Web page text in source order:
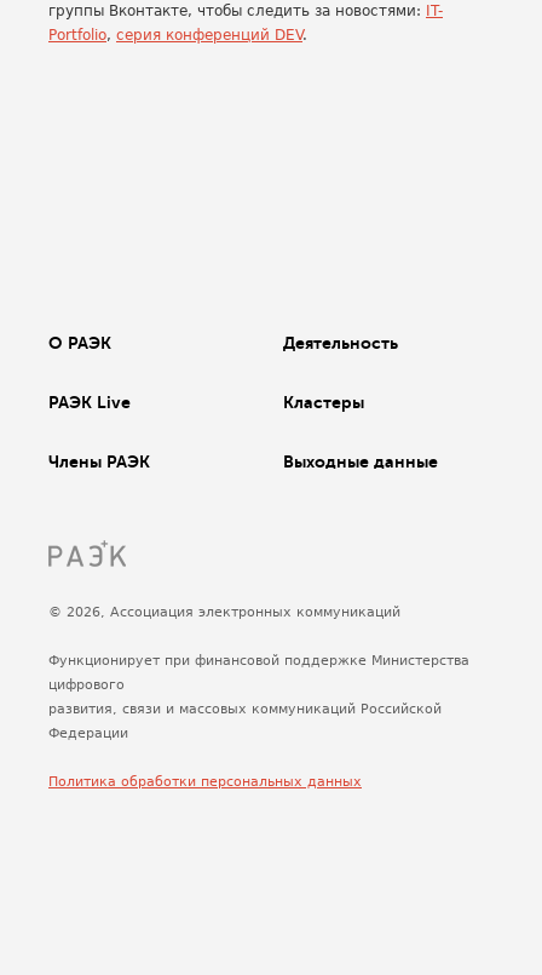
группы Вконтакте, чтобы следить за новостями:
IT-
Portfolio, серия конференций DEV.
О РАЭК Деятельность
РАЭК Live Кластеры
Члены РАЭК Выходные данные
© 2026, Ассоциация электронных коммуникаций
Функционирует при финансовой поддержке Министерства
цифрового
развития, связи и массовых коммуникаций Российской
Федерации
Политика обработки персональных данных